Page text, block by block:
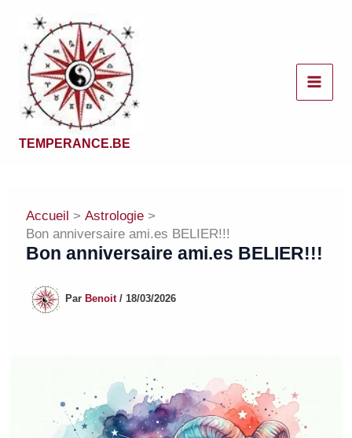
contenu
TEMPERANCE.BE
Accueil
Astrologie
Bon anniversaire ami.es BELIER!!!
Bon anniversaire ami.es BELIER!!!
Par Benoit/18/03/2026